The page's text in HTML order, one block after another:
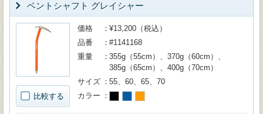
ベントシャフト グレイシャー
比較する
価格
¥13,200（税込）
品番
#1141168
重量
355g（55cm）、370g（60cm）、
385g（65cm）、400g（70cm）
サイズ
55、60、65、70
カラー